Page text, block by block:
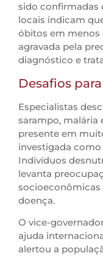
sido confirmadas
locais indicam
óbitos em menos
agravada pela
diagnóstico e
Desafios
Especialistas
sarampo, malária
presente em
investigada
Indivíduos
levanta
socioeconômicas
doença.
O vice-
ajuda
alertou a